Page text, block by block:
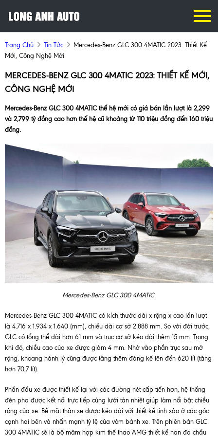
Trang Chủ Tin Tức
Mercedes-Benz GLC 300 4MATIC 2023: Thiết Kế
Mới, Công Nghệ Mới
MERCEDES-BENZ GLC 300 4MATIC 2023: THIẾT KẾ MỚI,
CÔNG NGHỆ MỚI
Mercedes-Benz GLC 300 4MATIC thế hệ mới có giá bán lần lượt là 2,299
và 2,799 tỷ đồng cao hơn thế hệ cũ khoảng từ 110 triệu đồng đến 160 triệu
đồng.
Mercedes-Benz GLC 300 4MATIC.
Mercedes-Benz GLC 300 4MATIC có kích thước dài x rộng x cao lần lượt
là 4.716 x 1.934 x 1.640 (mm), chiều dài cơ sở 2.888 mm. So với đời trước,
GLC có tổng thể dài hơn 61 mm và trục cơ sở kéo dài thêm 15 mm. Trong
khi đó, chiều cao của xe được giảm 4 mm. Nhờ vào phần trục sau mở
rộng, khoang hành lý cũng được tăng thêm đáng kể lên đến 620 lít (tăng
hơn 70,7 lít).
Phần đầu xe được thiết kế lại với các đường nét cấp tiến hơn, hệ thống
đèn pha được kết nối trực tiếp cùng lưới tản nhiệt giúp làm nổi bật chiều
rộng của xe. Bề mặt thân xe được kéo dài với thiết kế tinh xảo ở các góc
cạnh hai bên và nhấn mạnh tỷ lệ của vòm bánh xe. Trên phiên bản GLC
300 4MATIC sẽ là bộ mâm hợp kim thể thao AMG thiết kế nan đa chấu